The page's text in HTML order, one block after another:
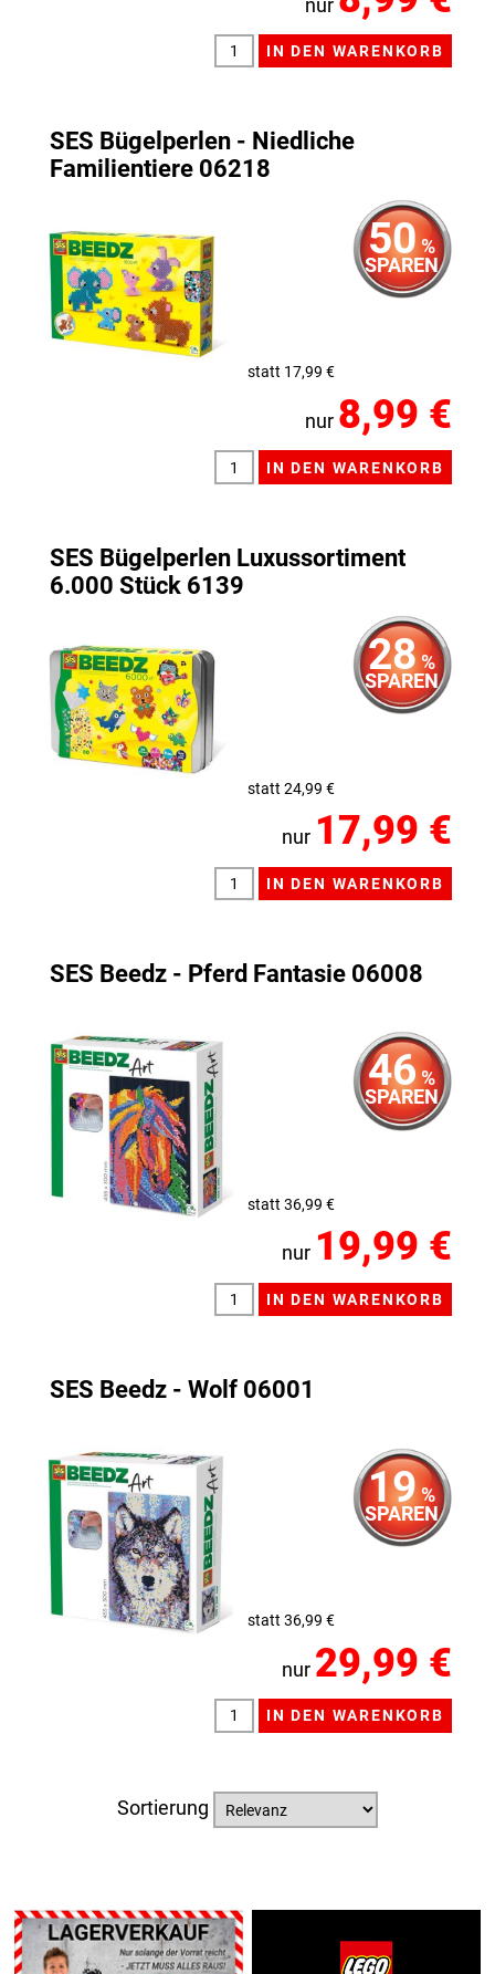
SES Bügelperlen - Niedliche
Familientiere 06218
50 %
SPAREN
statt 17,99 €
nur 8,99 €
SES Bügelperlen Luxussortiment
6.000 Stück 6139
28 %
SPAREN
statt 24,99 €
nur 17,99 €
SES Beedz - Pferd Fantasie 06008
46 %
SPAREN
statt 36,99 €
nur 19,99 €
SES Beedz - Wolf 06001
19 %
SPAREN
statt 36,99 €
nur 29,99 €
Sortierung